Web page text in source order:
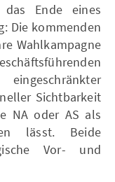
Ende eines
Die kommenden
Wahlkampagne
Sichtbarkeit
NA oder AS als
lässt. Beide
Vor- und